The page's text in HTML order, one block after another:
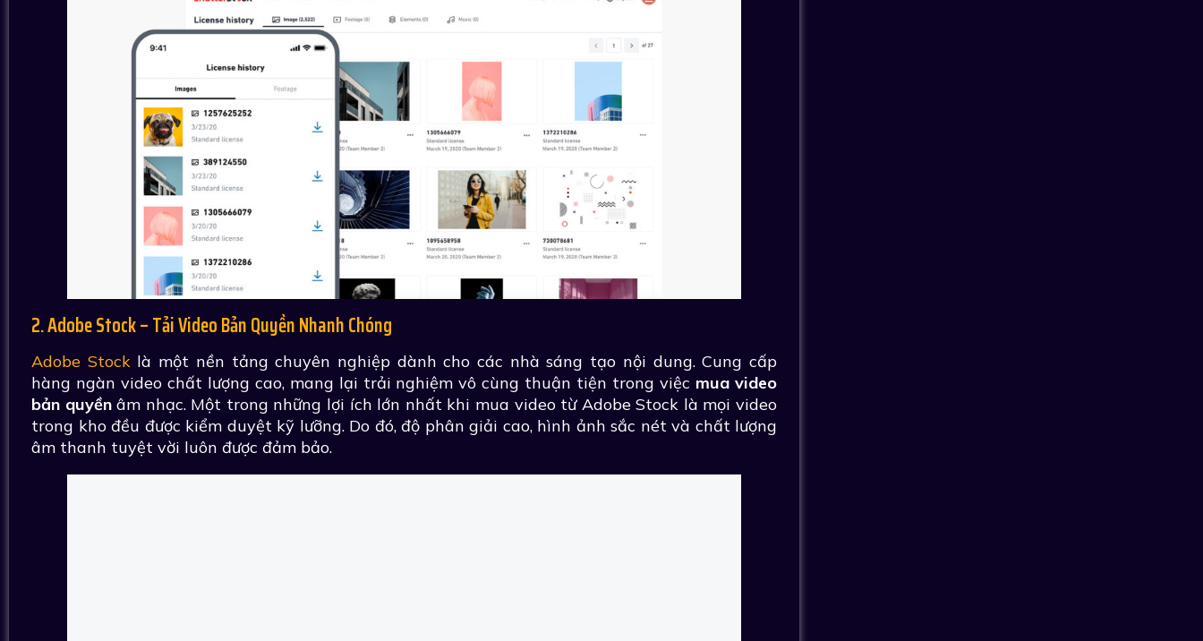
2. Adobe Stock – Tải Video Bản Quyền Nhanh Chóng
Adobe Stocklà một nền tảng chuyên nghiệp dành cho các nhà sáng tạo nội dung. Cung cấp
hàng ngàn video chất lượng cao, mang lại trải nghiệm vô cùng thuận tiện trong việc mua video
bản quyềnâm nhạc. Một trong những lợi ích lớn nhất khi mua video từ Adobe Stock là mọi video
trong kho đều được kiểm duyệt kỹ lưỡng. Do đó, độ phân giải cao, hình ảnh sắc nét và chất lượng
âm thanh tuyệt vời luôn được đảm bảo.